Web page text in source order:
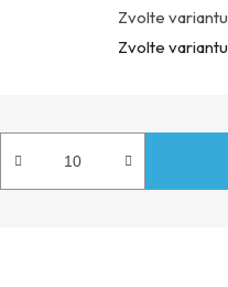
Zvolte variantu
Zvolte variantu
Měrná cena: